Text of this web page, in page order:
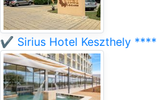
✔️ Sirius Hotel Keszthely ****